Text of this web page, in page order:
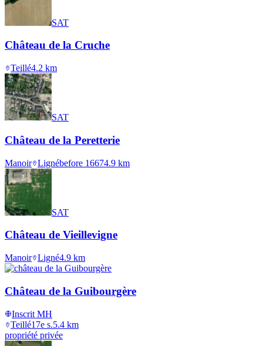
SAT
Château de la Cruche
Teillé4.2 km
SAT
Château de la Peretterie
Manoir Lignébefore 16674.9 km
SAT
Château de Vieillevigne
Manoir Ligné4.9 km
Château de la Guibourgère
Inscrit MH
Teillé17e s.5.4 km
propriété privée